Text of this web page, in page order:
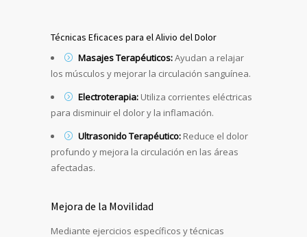
Técnicas Eficaces para el Alivio del Dolor
Masajes Terapéuticos:Ayudan a relajar
los músculos y mejorar la circulación sanguínea.
Electroterapia: Utiliza corrientes eléctricas
para disminuir el dolor y la inflamación.
Ultrasonido Terapéutico: Reduce el dolor
profundo y mejora la circulación en las áreas
afectadas.
Mejora de la Movilidad
Mediante ejercicios específicos y técnicas